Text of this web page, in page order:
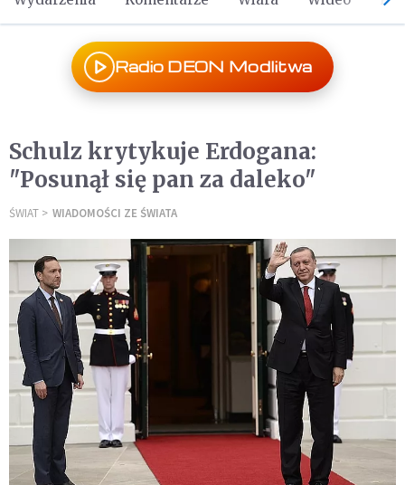
Radio DEON Modlitwa
Schulz krytykuje Erdogana:
"Posunął się pan za daleko"
ŚWIAT WIADOMOŚCI ZE ŚWIATA